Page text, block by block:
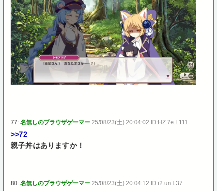
77:名無しのブラウザゲーマー 25/08/23(土) 20:04:02 ID:HZ.7e.L111
>>72
親子丼はありますか！
80:名無しのブラウザゲーマー 25/08/23(土) 20:04:12 ID:i2.un.L37